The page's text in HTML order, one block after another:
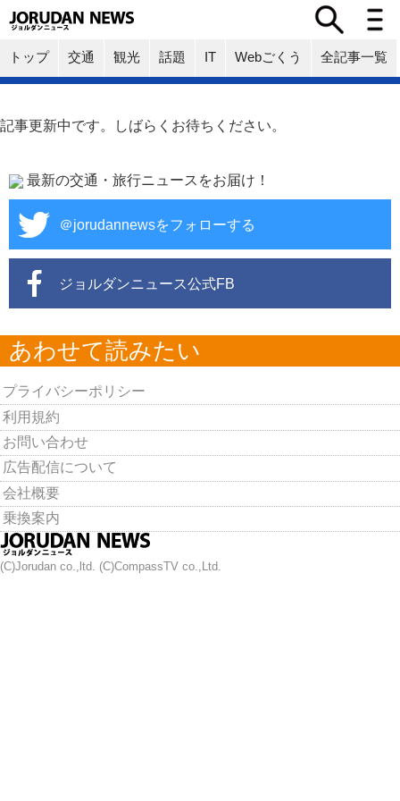
トップ 交通 観光 話題 IT Webごくう 全記事一覧
記事更新中です。しばらくお待ちください。
最新の交通・旅行ニュースをお届け！
＠jorudannewsをフォローする
ジョルダンニュース公式FB
あわせて読みたい
プライバシーポリシー
利用規約
お問い合わせ
広告配信について
会社概要
乗換案内
(C)Jorudan co.,ltd. (C)CompassTV co.,Ltd.